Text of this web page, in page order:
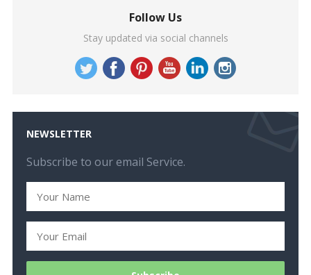
Follow Us
Stay updated via social channels
NEWSLETTER
Subscribe to our email Service.